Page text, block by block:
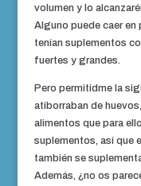
volumen y lo
Alguno puede caer en
tenían suplementos
fuertes y grandes.
Pero permitidme la
atiborraban de
alimentos que para
suplementos, así que
también se
Además, ¿no os